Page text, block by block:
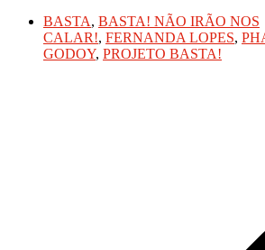
BASTA, BASTA! NÃO IRÃO NOS
CALAR!, FERNANDA LOPES,
GODOY, PROJETO BASTA!